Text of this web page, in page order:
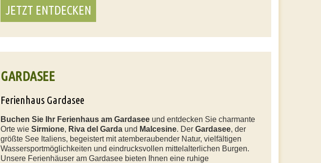
JETZT ENTDECKEN
GARDASEE
Ferienhaus Gardasee
Buchen Sie Ihr Ferienhaus am Gardasee und entdecken Sie charmante
Orte wie Sirmione, Riva del Garda und Malcesine. Der Gardasee, der
größte See Italiens, begeistert mit atemberaubender Natur, vielfältigen
Wassersportmöglichkeiten und eindrucksvollen mittelalterlichen Burgen.
Unsere Ferienhäuser am Gardasee bieten Ihnen eine ruhige